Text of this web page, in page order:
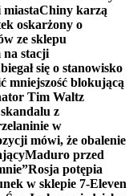
miastaChiny karzą
oskarżony o
ze sklepu
na stacji
się o stanowisko
mniejszość blokującą
Tim Waltz
z
w
mówi, że obalenie
Maduro przed
Rosja potępia
w sklepie 7-Eleven